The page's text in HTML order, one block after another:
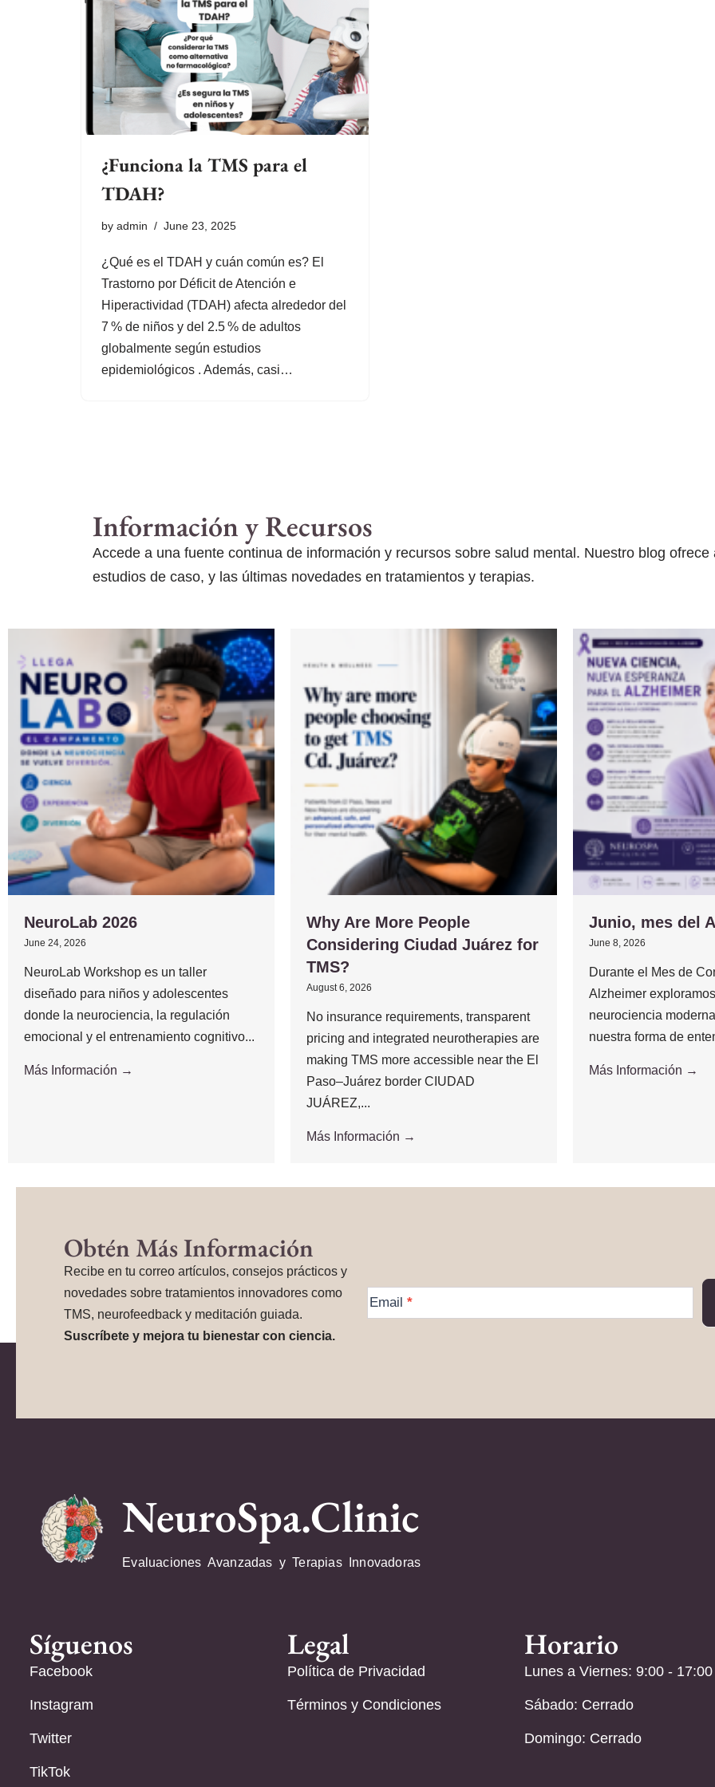
¿Funciona la TMS para el
TDAH?
by admin June 23, 2025
¿Qué es el TDAH y cuán común es? El
Trastorno por Déficit de Atención e
Hiperactividad (TDAH) afecta alrededor del
7 % de niños y del 2.5 % de adultos
globalmente según estudios
epidemiológicos . Además, casi…
Información y Recursos
Accede a una fuente continua de información y recursos sobre salud mental. Nuestro blog
estudios de caso, y las últimas novedades en tratamientos y terapias.
NeuroLab 2026
June 24, 2026
NeuroLab Workshop es un taller
diseñado para niños y adolescentes
donde la neurociencia, la regulación
emocional y el entrenamiento cognitivo...
Más Información →
Why Are More People
Considering Ciudad Juárez for
TMS?
August 6, 2026
No insurance requirements, transparent
pricing and integrated neurotherapies are
making TMS more accessible near the El
Paso–Juárez border CIUDAD
JUÁREZ,...
Más Información →
Junio, mes del
June 8, 2026
Durante el Mes de
Alzheimer
neurociencia
nuestra forma de
Más Información →
Obtén Más Información
Recibe en tu correo artículos, consejos prácticos y
novedades sobre tratamientos innovadores como
TMS, neurofeedback y meditación guiada.
Suscríbete y mejora tu bienestar con ciencia.
Information
Email*
NeuroSpa.Clinic
Evaluaciones Avanzadas y Terapias Innovadoras
Síguenos
Facebook
Instagram
Twitter
TikTok
Legal
Política de Privacidad
Términos y Condiciones
Horario
Lunes a Viernes: 9:00 - 17:00
Sábado: Cerrado
Domingo: Cerrado